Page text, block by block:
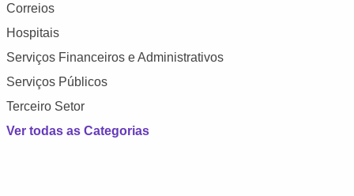
Correios
Hospitais
Serviços Financeiros e Administrativos
Serviços Públicos
Terceiro Setor
Ver todas as Categorias